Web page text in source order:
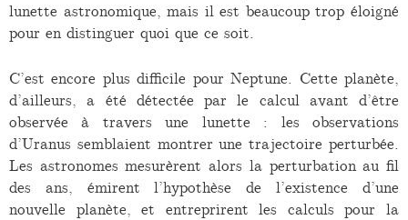
lunette astronomique, mais il est beaucoup trop éloigné
pour en distinguer quoi que ce soit.
C’est encore plus difficile pour Neptune. Cette planète,
d’ailleurs, a été détectée par le calcul avant d’être
observée à travers une lunette : les observations
d’Uranus semblaient montrer une trajectoire perturbée.
Les astronomes mesurèrent alors la perturbation au fil
des ans, émirent l’hypothèse de l’existence d’une
nouvelle planète, et entreprirent les calculs pour la